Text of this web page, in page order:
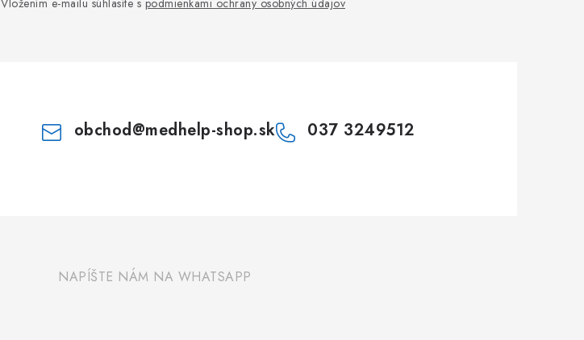
Vložením e-mailu súhlasíte s podmienkami ochrany osobných údajov
obchod@medhelp-shop.sk 037 3249512
NAPÍŠTE NÁM NA WHATSAPP